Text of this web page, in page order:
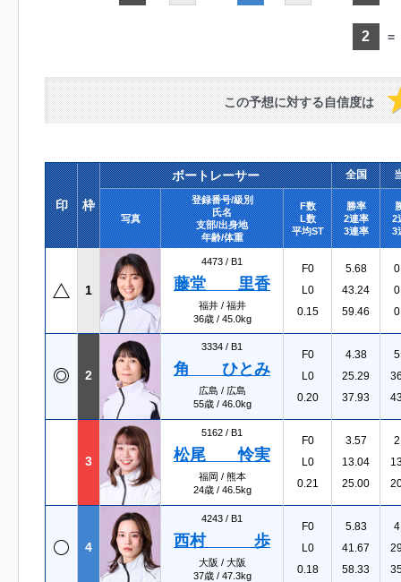
2 =
この予想に対する自信度は
印 枠
ボートレーサー 全国
写真
登録番号/級別
氏名
支部/出身地
年齢/体重
F数
L数
平均ST
勝率
2連率
3連率
2
3
1
4473 / B1
藤堂 里香
福井 / 福井
36歳 / 45.0kg
F0
L0
0.15
5.68
43.24
59.46
2
3334 / B1
角 ひとみ
広島 / 広島
55歳 / 46.0kg
F0
L0
0.20
4.38
25.29
37.93
3
5162 / B1
松尾 怜実
福岡 / 熊本
24歳 / 46.5kg
F0
L0
0.21
3.57
13.04
25.00
4
4243 / B1
西村 歩
大阪 / 大阪
37歳 / 47.3kg
F0
L0
0.18
5.83
41.67
58.33